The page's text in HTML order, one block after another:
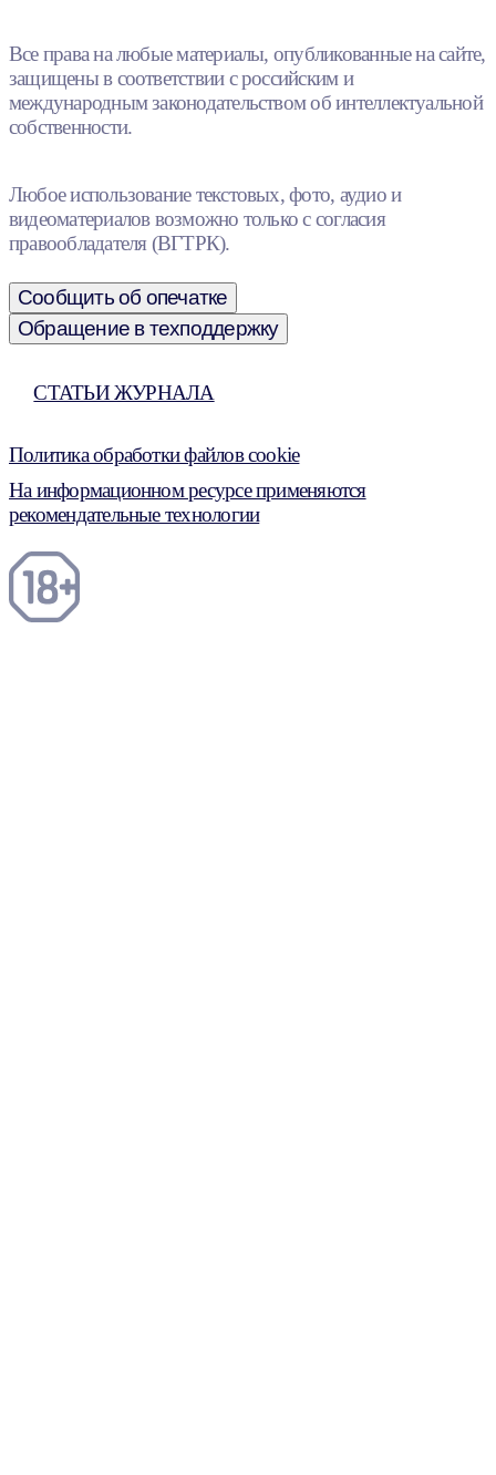
Все права на любые материалы, опубликованные на сайте,
защищены в соответствии с российским и
международным законодательством об интеллектуальной
собственности.
Любое использование текстовых, фото, аудио и
видеоматериалов возможно только с согласия
правообладателя (ВГТРК).
Сообщить об опечатке
Обращение в техподдержку
СТАТЬИ ЖУРНАЛА
Политика обработки файлов cookie
На информационном ресурсе применяются
рекомендательные технологии